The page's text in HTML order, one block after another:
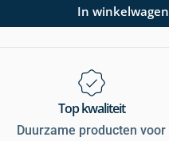
In winkelwagen
Top kwaliteit
Duurzame producten voor